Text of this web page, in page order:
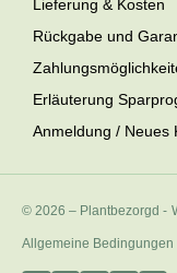
Lieferung & Kosten
Rückgabe und
Erläuterung
Anmeldung / Neues
© 2026 – Plantbezorgd -
Allgemeine